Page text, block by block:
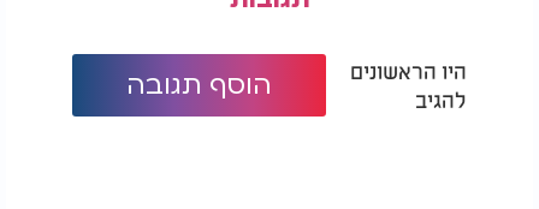
היו הראשונים
להגיב
הוסף תגובה